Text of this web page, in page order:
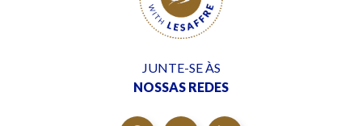
JUNTE-SE ÀS
NOSSAS REDES